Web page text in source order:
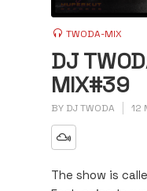
TWODA-MIX
DJ
MIX#39
BY DJ TWODA 12
The show is